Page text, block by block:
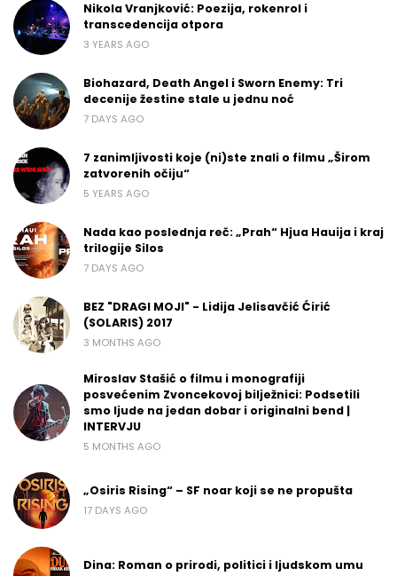
Nikola Vranjković: Poezija, rokenrol i
transcedencija otpora
3 YEARS AGO
Biohazard, Death Angel i Sworn Enemy: Tri
decenije žestine stale u jednu noć
7 DAYS AGO
7 zanimljivosti koje (ni)ste znali o filmu „Širom
zatvorenih očiju“
5 YEARS AGO
Nada kao poslednja reč: „Prah“ Hjua Hauija i kraj
trilogije Silos
7 DAYS AGO
BEZ "DRAGI MOJI" - Lidija Jelisavčić Ćirić
(SOLARIS) 2017
3 MONTHS AGO
Miroslav Stašić o filmu i monografiji
posvećenim Zvoncekovoj bilježnici: Podsetili
smo ljude na jedan dobar i originalni bend |
INTERVJU
5 MONTHS AGO
„Osiris Rising“ – SF noar koji se ne propušta
17 DAYS AGO
Dina: Roman o prirodi, politici i ljudskom umu